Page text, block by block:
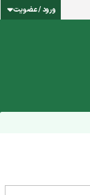
ورود / عضویت